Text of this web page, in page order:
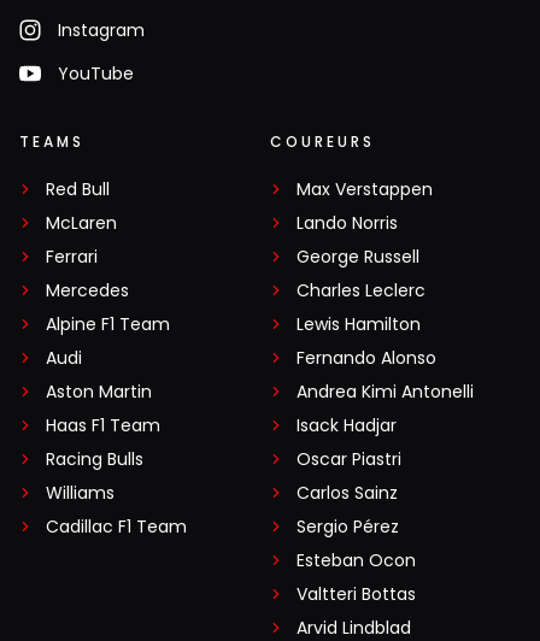
Instagram
YouTube
TEAMS
Red Bull
McLaren
Ferrari
Mercedes
Alpine F1 Team
Audi
Aston Martin
Haas F1 Team
Racing Bulls
Williams
Cadillac F1 Team
COUREURS
Max Verstappen
Lando Norris
George Russell
Charles Leclerc
Lewis Hamilton
Fernando Alonso
Andrea Kimi Antonelli
Isack Hadjar
Oscar Piastri
Carlos Sainz
Sergio Pérez
Esteban Ocon
Valtteri Bottas
Arvid Lindblad